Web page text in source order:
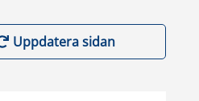
Uppdatera sidan